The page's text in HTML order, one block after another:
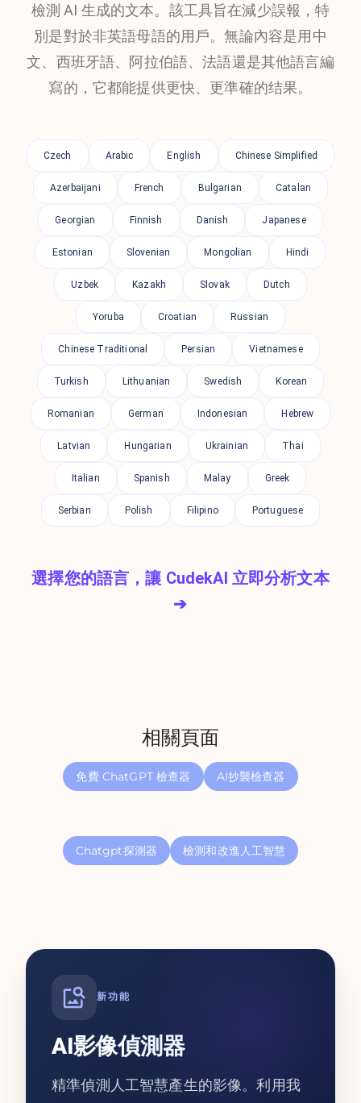
檢測 AI 生成的文本。該工具旨在減少誤報，特
別是對於非英語母語的用戶。無論內容是用中
文、西班牙語、阿拉伯語、法語還是其他語言編
寫的，它都能提供更快、更準確的结果。
Czech Arabic English Chinese Simplified
Azerbaijani French Bulgarian Catalan
Georgian Finnish Danish Japanese
Estonian Slovenian Mongolian Hindi
Uzbek Kazakh Slovak Dutch
Yoruba Croatian Russian
Chinese Traditional Persian Vietnamese
Turkish Lithuanian Swedish Korean
Romanian German Indonesian Hebrew
Latvian Hungarian Ukrainian Thai
Italian Spanish Malay Greek
Serbian Polish Filipino Portuguese
選擇您的語言，讓 CudekAI 立即分析文本
➔
相關頁面
免費 ChatGPT 檢查器 AI抄襲檢查器
Chatgpt探測器 檢測和改進人工智慧
新功能
AI影像偵測器
精準偵測人工智慧產生的影像。利用我